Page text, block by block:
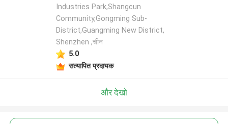
Industries Park,Shangcun
Community,Gongming Sub-
District,Guangming New District,
Shenzhen ,चीन
5.0
सत्यापित प्रदायक
और देखो